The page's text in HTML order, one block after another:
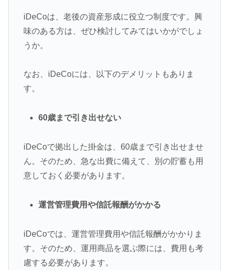
iDeCoは、老後の資産形成に役立つ制度です。興
味のある方は、ぜひ検討してみてはいかがでしょ
うか。
なお、iDeCoには、以下のデメリットもありま
す。
60歳まで引き出せない
iDeCoで拠出した掛金は、60歳まで引き出せませ
ん。そのため、急な出費に備えて、別の貯蓄も用
意しておく必要があります。
運営管理費用や信託報酬がかかる
iDeCoでは、運営管理費用や信託報酬がかかりま
す。そのため、運用商品を選ぶ際には、費用も考
慮する必要があります。